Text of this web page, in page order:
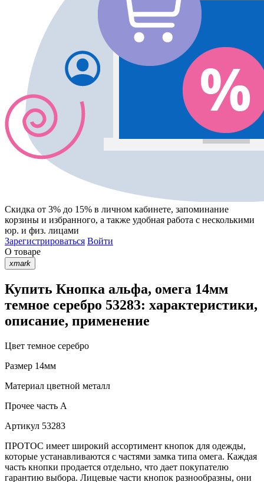
Скидка от 3% до 15% в личном кабинете, запоминание
корзины и избранного, а также удобная работа с несколькими
юр. и физ. лицами
Зарегистрироваться Войти
О товаре
xmark
Купить Кнопка альфа, омега 14мм
темное серебро 53283: характеристики,
описание, применение
Цвет темное серебро
Размер 14мм
Материал цветной металл
Прочее часть A
Артикул 53283
ПРОТОС имеет широкий ассортимент кнопок для одежды,
которые устанавливаются с частями замка типа омега. Каждая
часть кнопки продается отдельно, что дает покупателю
гарантию выбора. Лицевые части кнопок разнообразны, они